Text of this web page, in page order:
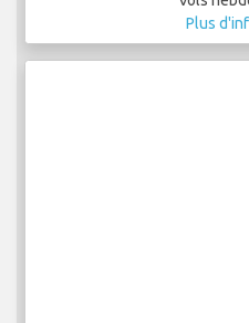
Plus